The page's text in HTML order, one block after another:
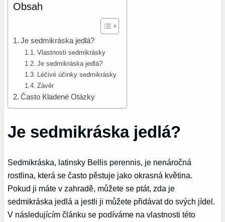
Obsah
Je sedmikráska jedlá?
Vlastnosti sedmikrásky
Je sedmikráska jedlá?
Léčivé účinky sedmikrásky
Závěr
Často Kladené Otázky
Je sedmikráska jedlá?
Sedmikráska, latinsky Bellis perennis, je nenáročná
rostlina, která se často pěstuje jako okrasná květina.
Pokud ji máte v zahradě, můžete se ptát, zda je
sedmikráska jedlá a jestli ji můžete přidávat do svých jídel.
V následujícím článku se podíváme na vlastnosti této